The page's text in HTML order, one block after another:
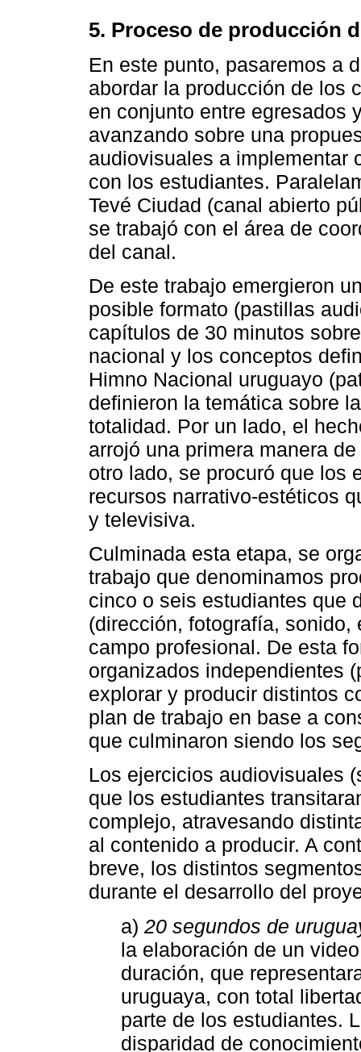
5. Proceso de producción
En este punto, pasaremos a
abordar la producción de los
en conjunto entre egresados
avanzando sobre una
audiovisuales a implementar
con los estudiantes.
Tevé Ciudad (canal abierto
se trabajó con el área de
del canal.
De este trabajo emergieron
posible formato (pastillas
capítulos de 30 minutos
nacional y los conceptos
Himno Nacional uruguayo
definieron la temática sobre
totalidad. Por un lado, el
arrojó una primera manera
otro lado, se procuró que los
recursos narrativo-estéticos
y televisiva.
Culminada esta etapa, se
trabajo que denominamos
cinco o seis estudiantes que
(dirección, fotografía,
campo profesional. De esta
organizados independientes
explorar y producir distintos
plan de trabajo en base a
que culminaron siendo los
Los ejercicios audiovisuales
que los estudiantes
complejo, atravesando
al contenido a producir. A
breve, los distintos
durante el desarrollo del
a) 20 segundos de
la elaboración de un
duración, que
uruguaya, con total
parte de los estudiantes.
disparidad de